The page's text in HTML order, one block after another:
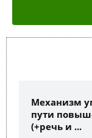
Механизм
пути
(+речь и ...